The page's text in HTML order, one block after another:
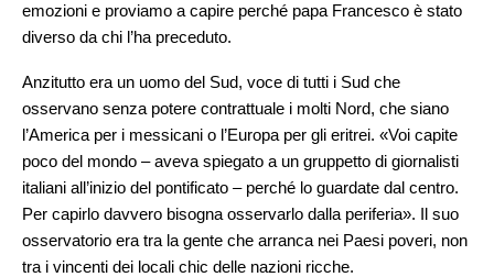
emozioni e proviamo a capire perché papa Francesco è stato
diverso da chi l’ha preceduto.
Anzitutto era un uomo del Sud, voce di tutti i Sud che
osservano senza potere contrattuale i molti Nord, che siano
l’America per i messicani o l’Europa per gli eritrei. «Voi capite
poco del mondo – aveva spiegato a un gruppetto di giornalisti
italiani all’inizio del pontificato – perché lo guardate dal centro.
Per capirlo davvero bisogna osservarlo dalla periferia». Il suo
osservatorio era tra la gente che arranca nei Paesi poveri, non
tra i vincenti dei locali chic delle nazioni ricche.